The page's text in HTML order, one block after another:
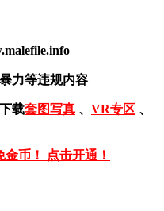
力等违规内容
载套图写真 、 VR专区 、
币！ 点击开通！